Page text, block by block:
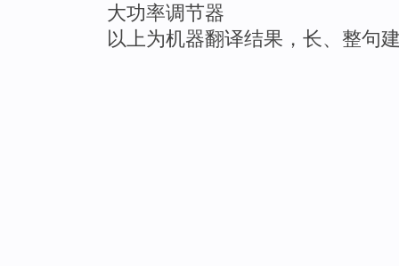
大功率调节器
以上为机器翻译结果，长、整句